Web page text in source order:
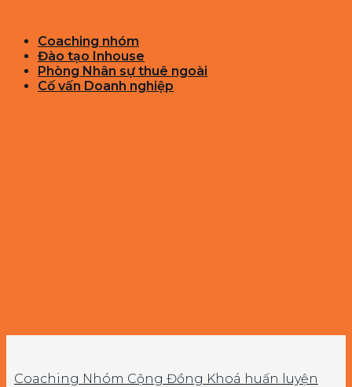
Coaching nhóm
Đào tạo Inhouse
Phòng Nhân sự thuê ngoài
Cố vấn Doanh nghiệp
Coaching Nhóm Cộng Đồng Khoá huấn luyện